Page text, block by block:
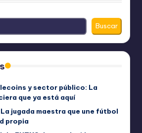
Buscar
y sector público: La
que ya está aquí
jugada maestra que une fútbol
propia